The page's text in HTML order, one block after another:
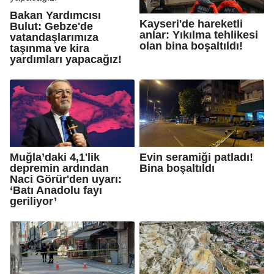
Bakan Yardımcısı
Bulut: Gebze'de
vatandaşlarımıza
taşınma ve kira
yardımları yapacağız!
Kayseri'de hareketli
anlar: Yıkılma tehlikesi
olan bina boşaltıldı!
Muğla’daki 4,1'lik
depremin ardından
Naci Görür'den uyarı:
‘Batı Anadolu fayı
geriliyor’
Evin seramiği patladı!
Bina boşaltıldı